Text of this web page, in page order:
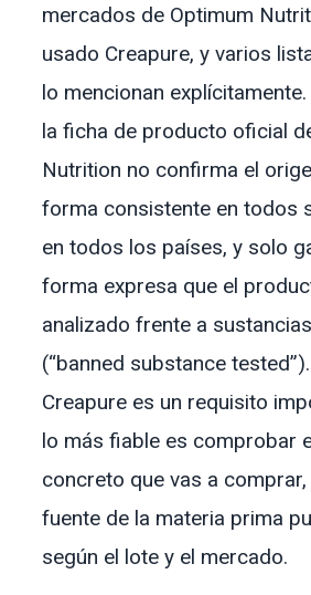
mercados de Optimum
usado Creapure, y varios
lo mencionan
la ficha de producto oficial
Nutrition no confirma el
forma consistente en todos
en todos los países, y solo
forma expresa que el
analizado frente a
(“banned substance
Creapure es un requisito
lo más fiable es comprobar
concreto que vas a
fuente de la materia prima
según el lote y el mercado.